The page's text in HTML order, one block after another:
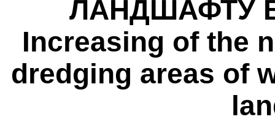
ЛАНДШАФТУ
Increasing of the
dredging areas of